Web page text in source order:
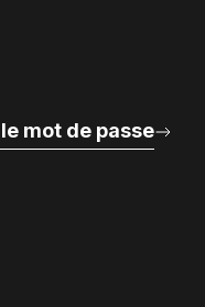
mot de passe